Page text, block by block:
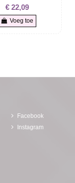
€ 22,09
Voeg toe
Facebook
Instagram